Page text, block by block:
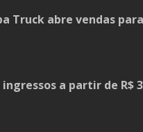
Truck abre vendas para
a partir de R$